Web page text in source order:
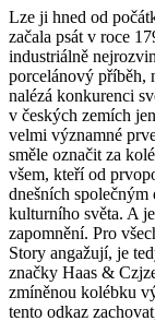
Lze ji hned od
začala psát v roce
industriálně
porcelánový příběh,
nalézá konkurenci
v českých zemích
velmi významné
směle označit za
všem, kteří od
dnešních
kulturního světa. A
zapomnění. Pro
Story angažují, je
značky Haas &
zmíněnou kolébku
tento odkaz